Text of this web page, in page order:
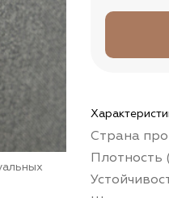
Страна
Плотность